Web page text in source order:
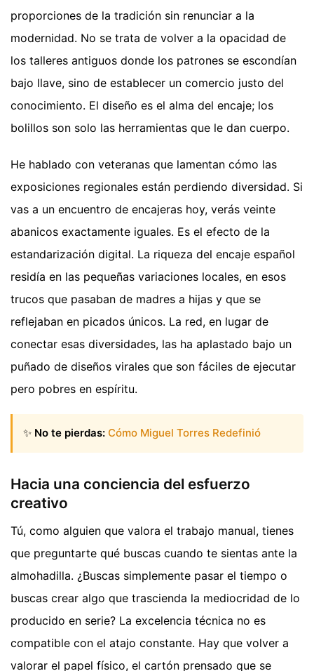
proporciones de la tradición sin renunciar a la
modernidad. No se trata de volver a la opacidad de
los talleres antiguos donde los patrones se escondían
bajo llave, sino de establecer un comercio justo del
conocimiento. El diseño es el alma del encaje; los
bolillos son solo las herramientas que le dan cuerpo.
He hablado con veteranas que lamentan cómo las
exposiciones regionales están perdiendo diversidad. Si
vas a un encuentro de encajeras hoy, verás veinte
abanicos exactamente iguales. Es el efecto de la
estandarización digital. La riqueza del encaje español
residía en las pequeñas variaciones locales, en esos
trucos que pasaban de madres a hijas y que se
reflejaban en picados únicos. La red, en lugar de
conectar esas diversidades, las ha aplastado bajo un
puñado de diseños virales que son fáciles de ejecutar
pero pobres en espíritu.
✨ No te pierdas: Cómo Miguel Torres Redefinió
Hacia una conciencia del esfuerzo
creativo
Tú, como alguien que valora el trabajo manual, tienes
que preguntarte qué buscas cuando te sientas ante la
almohadilla. ¿Buscas simplemente pasar el tiempo o
buscas crear algo que trascienda la mediocridad de lo
producido en serie? La excelencia técnica no es
compatible con el atajo constante. Hay que volver a
valorar el papel físico, el cartón prensado que se